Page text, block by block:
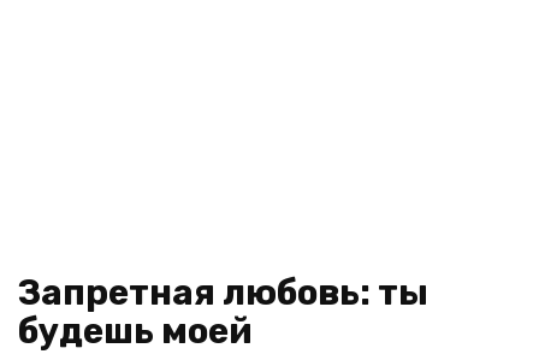
Запретная любовь: ты
будешь моей